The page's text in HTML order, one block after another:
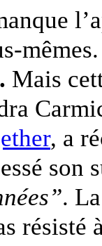
Mais
, a
son
.